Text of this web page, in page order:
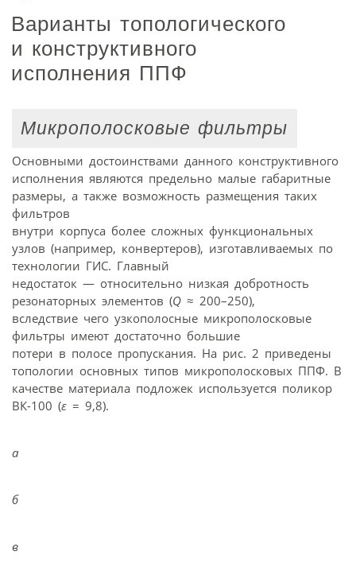
Варианты топологического
и конструктивного
исполнения ППФ
Микрополосковые фильтры
Основными достоинствами данного конструктивного
исполнения являются предельно малые габаритные
размеры, а также возможность размещения таких
фильтров
внутри корпуса более сложных функциональных
узлов (например, конвертеров), изготавливаемых по
технологии ГИС. Главный
недостаток — относительно низкая добротность
резонаторных элементов (Q ≈ 200–250),
вследствие чего узкополосные микрополосковые
фильтры имеют достаточно большие
потери в полосе пропускания. На рис. 2 приведены
топологии основных типов микрополосковых ППФ. В
качестве материала подложек используется поликор
ВК-100 (ε = 9,8).
а
б
в